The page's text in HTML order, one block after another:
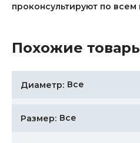
проконсультируют по
Похожие
Диаметр: Все
Размер: Все